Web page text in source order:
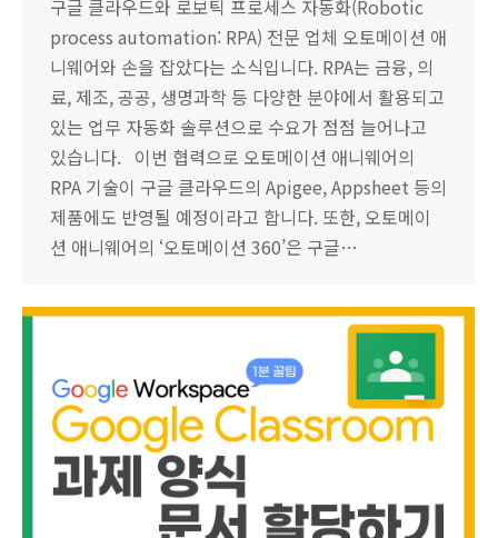
구글 클라우드와 로보틱 프로세스 자동화(Robotic
process automation: RPA) 전문 업체 오토메이션 애
니웨어와 손을 잡았다는 소식입니다. RPA는 금융, 의
료, 제조, 공공, 생명과학 등 다양한 분야에서 활용되고
있는 업무 자동화 솔루션으로 수요가 점점 늘어나고
있습니다. 이번 협력으로 오토메이션 애니웨어의
RPA 기술이 구글 클라우드의 Apigee, Appsheet 등의
제품에도 반영될 예정이라고 합니다. 또한, 오토메이
션 애니웨어의 ‘오토메이션 360’은 구글…